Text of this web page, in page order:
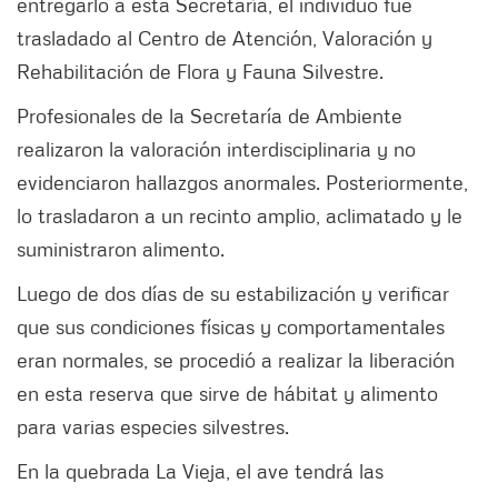
trasladado al Centro de Atención, Valoración y
Rehabilitación de Flora y Fauna Silvestre.
Profesionales de la Secretaría de Ambiente
realizaron la valoración interdisciplinaria y no
evidenciaron hallazgos anormales. Posteriormente,
lo trasladaron a un recinto amplio, aclimatado y le
suministraron alimento.
Luego de dos días de su estabilización y verificar
que sus condiciones físicas y comportamentales
eran normales, se procedió a realizar la liberación
en esta reserva que sirve de hábitat y alimento
para varias especies silvestres.
En la quebrada La Vieja, el ave tendrá las